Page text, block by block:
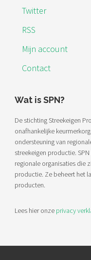
Twitter
RSS
Mijn account
Contact
Wat is SPN?
De stichting Streekeigen
onafhankelijke
ondersteuning van
streekeigen productie.
regionale organisaties die
productie. Ze beheert het
producten.
Lees hier onze privacy